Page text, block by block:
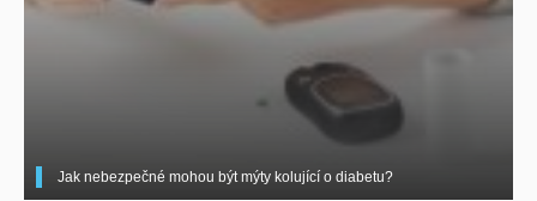
Jak nebezpečné mohou být mýty kolující o diabetu?